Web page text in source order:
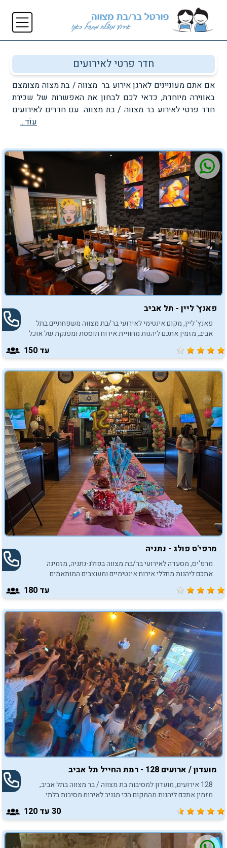
חדר פרטי לאירועים
אם אתם מעוניינים לארגן אירוע בר מצווה / בת מצוה מצומצם
באווירה מיוחדת, כדאי לכם לבחון את האפשרות של שכירת
חדר פרטי לאירוע בר מצווה / בת מצווה. עם חדרים לאירועים
פרטיים תוכלו ליהנות מחגיגה אינטימית וכיפית, אך מבלי לוותר
האחרים שנלווים לחגיגה באולם גדול. בשנים האחרונות יש
יותר ויותר מסעדות עם חדר פרטי לאירועים שיאפשרו לכם
לבלות באפן פרטי ואינטימי עם המשפחה, החברים או לקיים
מפגש עסקי שקט. בדף זה תוכלו למצוא את מיטב המסעדות
בארץ שמציעות לאורחים חדר פרטי ונפרד. אירוע פרטי בחדר
לאירועים? תבואו קטנים – תצאו גדולים!
עוֹד...
פאנץ' ליין - תל אביב
פאנץ' ליין, מקום אינטימי לאירועי בר/בת מצווה משפחתיים בתל
אביב, מזמין אתכם ליהנות מחוויית אירוח תוססת ומפנקת של אוכל
טוב ומוסיקה טובה.
עד 150
מרפי'ס פולג - נתניה
מרפ'יס, מסעדה לאירועי בר/בת מצווה בפולג-נתניה, מזמינה
אתכם ליהנות מחללי אירוח אינטימיים ומעוצבים המותאמים
להפקת אירועי בר/בת מצווה באווירה קצת אחרת.
עד 180
מועדון / ארועים 128 - רמת החייל תל אביב
128 אירועים, מועדון למסיבות בת מצווה / בר מצווה בתל אביב,
מזמין אתכם ליהנות מהמקום הכי מגניב לאירוח מסיבות בלתי
נשכחות.
30 עד 120